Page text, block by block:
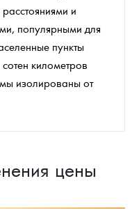
и
популярными для
пункты
километров
изолированы от
цены